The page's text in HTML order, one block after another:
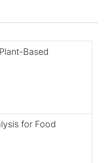
Based
for Food